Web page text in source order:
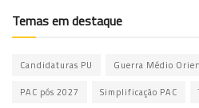
Temas em destaque
Candidaturas PU Guerra Médio
PAC pós 2027 Simplificação PAC